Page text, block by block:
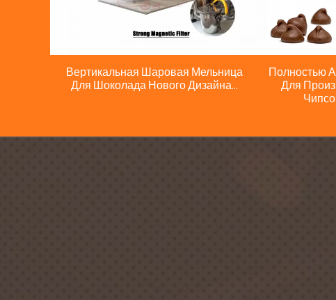
Вертикальная Шаровая Мельница
Для Шоколада Нового Дизайна...
Полностью
Для